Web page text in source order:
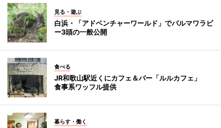
見る・遊ぶ
白浜・「アドベンチャーワールド」でパルマワラビ
ー3頭の一般公開
食べる
JR和歌山駅近くにカフェ＆バー「ルルカフェ」
食事系ワッフル提供
暮らす・働く